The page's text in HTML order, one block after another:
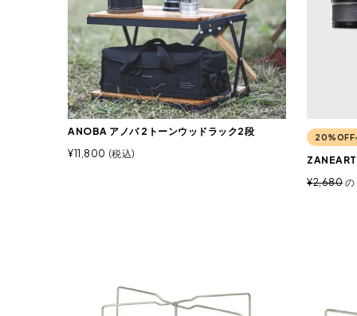
ANOBA アノバ 2トーンウッドラック2段
¥11,800 税込
¥2,680 の